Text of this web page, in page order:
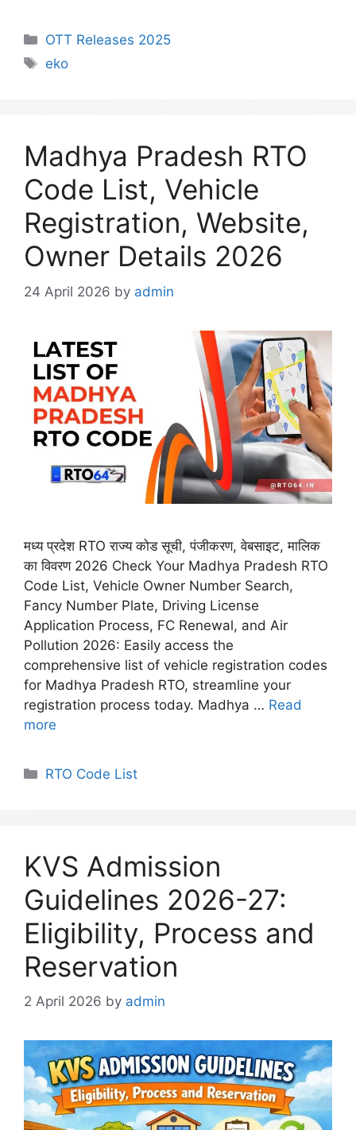
Categories
OTT Releases 2025
Tags
eko
Madhya Pradesh RTO
Code List, Vehicle
Registration, Website,
Owner Details 2026
24 April 2026 by admin
मध्य प्रदेश RTO राज्य कोड सूची, पंजीकरण, वेबसाइट, मालिक
का विवरण 2026 Check Your Madhya Pradesh RTO
Code List, Vehicle Owner Number Search,
Fancy Number Plate, Driving License
Application Process, FC Renewal, and Air
Pollution 2026: Easily access the
comprehensive list of vehicle registration codes
for Madhya Pradesh RTO, streamline your
registration process today. Madhya … Read
more
Categories
RTO Code List
KVS Admission
Guidelines 2026-27:
Eligibility, Process and
Reservation
2 April 2026 by admin